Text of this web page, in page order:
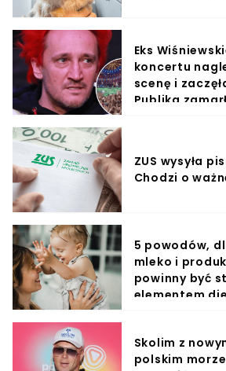
Eks
koncertu
scenę i
Publika
ZUS wysyła
Chodzi o
5 powodów,
mleko i
powinny być
elementem
Skolim z
polskim